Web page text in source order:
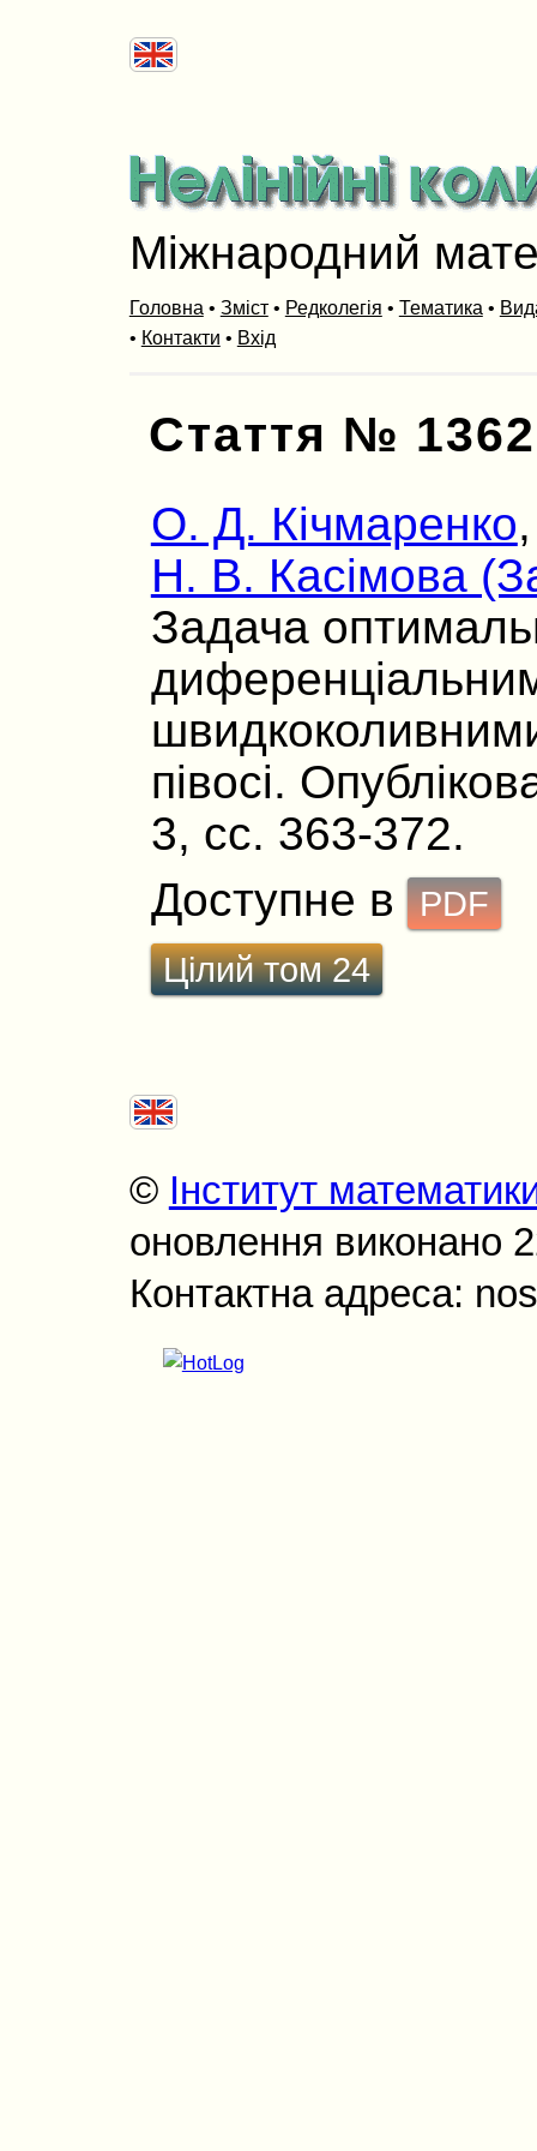
Міжнародний
Головна • Зміст• Редколегія • Тематика •
• Контакти • Вхід
Стаття № 1362
О. Д. Кічмаренко
Н. В. Касімова
Задача
півосі.
3, сс. 363-372.
Доступне в
PDF
Цілий том 24
© Інститут
оновлення виконано
Контактна адреса: